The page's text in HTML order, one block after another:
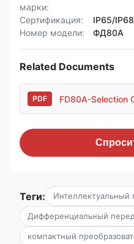
марки:
Сертификация:
IP65/IP68
Номер модели:
ФД80А
Related Documents
PDF FD80A-Selection
Теги: Интеллектуальный
Дифференциальный
компактный